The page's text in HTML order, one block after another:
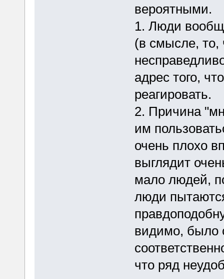
вероятными.
1. Люди
(в смысле, то,
адрес того,
реагировать.
2. Причина
им
очень плохо
выглядит
мало людей,
люди
видимо, было
что ряд